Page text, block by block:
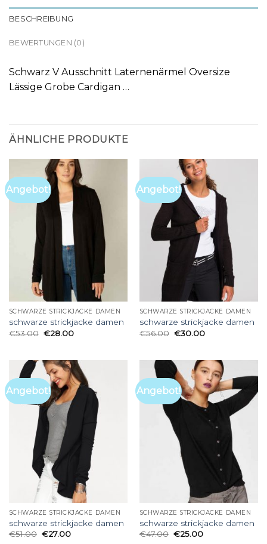
BESCHREIBUNG
BEWERTUNGEN (0)
Schwarz V Ausschnitt Laternenärmel Oversize
Lässige Grobe Cardigan …
ÄHNLICHE PRODUKTE
Angebot!
SCHWARZE STRICKJACKE DAMEN
schwarze strickjacke damen
€53.00 €28.00
Angebot!
SCHWARZE STRICKJACKE DAMEN
schwarze strickjacke damen
€56.00 €30.00
Angebot!
SCHWARZE STRICKJACKE DAMEN
schwarze strickjacke damen
€51.00 €27.00
Angebot!
SCHWARZE STRICKJACKE DAMEN
schwarze strickjacke damen
€47.00 €25.00